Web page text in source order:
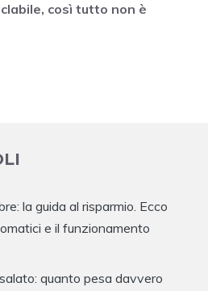
così tutto non è
la guida al risparmio. Ecco
e il funzionamento
quanto pesa davvero